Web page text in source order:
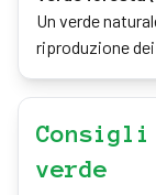
Un verde
riproduzione
Consigli
verde